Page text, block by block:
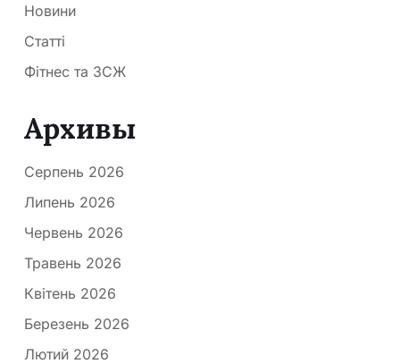
Новини
Статті
Фітнес та ЗСЖ
Архивы
Серпень 2026
Липень 2026
Червень 2026
Травень 2026
Квітень 2026
Березень 2026
Лютий 2026